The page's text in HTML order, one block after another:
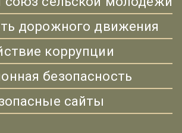
дорожного движения
коррупции
безопасность
сайты